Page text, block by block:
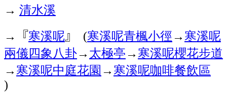
→ 清水溪
→ 『寒溪呢』 (寒溪呢青楓小徑→寒溪呢
兩儀四象八卦→太極亭→寒溪呢櫻花步道
→寒溪呢中庭花園→寒溪呢咖啡餐飲區
)